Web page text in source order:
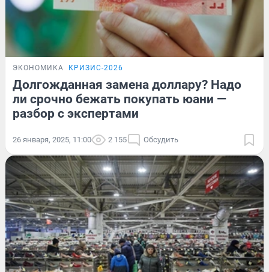
ЭКОНОМИКА КРИЗИС-2026
Долгожданная замена доллару? Надо
ли срочно бежать покупать юани —
разбор с экспертами
26 января, 2025, 11:00 2 155 Обсудить